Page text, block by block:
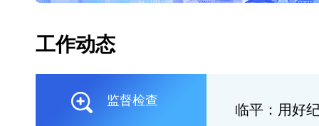
工作动态
监督检查
临平：用好